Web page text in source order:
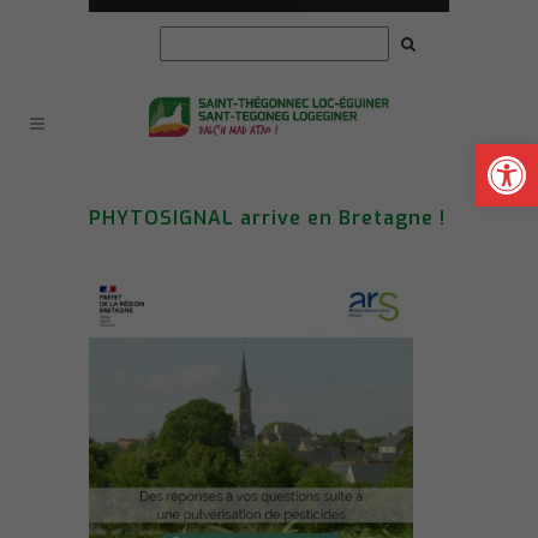
Ouvrir
PHYTOSIGNAL arrive en Bretagne !